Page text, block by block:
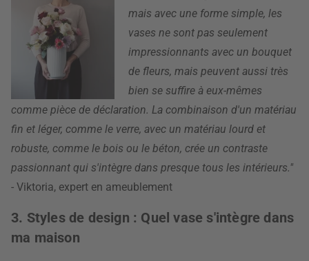
mais avec une forme simple, les
vases ne sont pas seulement
impressionnants avec un bouquet
de fleurs, mais peuvent aussi très
bien se suffire à eux-mêmes
comme pièce de déclaration. La combinaison d'un matériau
fin et léger, comme le verre, avec un matériau lourd et
robuste, comme le bois ou le béton, crée un contraste
passionnant qui s'intègre dans presque tous les intérieurs."
- Viktoria, expert en ameublement
3. Styles de design : Quel vase s'intègre dans
ma maison